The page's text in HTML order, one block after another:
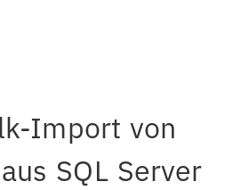
Import von
SQL Server